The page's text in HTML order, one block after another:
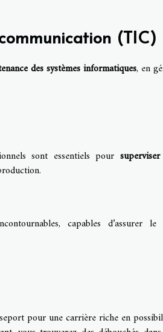
(TIC)
des systèmes informatiques, en
sont essentiels pour
capables d’assurer le
pour une carrière riche en